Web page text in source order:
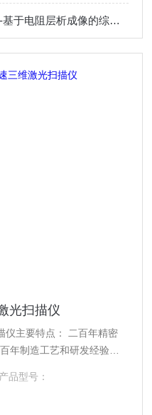
电阻层析成像模块应用案例-基于电阻层析成像的综采面突水监测研究
光扫描仪
点： 二百年精密
年制造工艺和研发经验，
，确保成准可靠 WFD波
率高达1,000,000点/秒，
产品型号：